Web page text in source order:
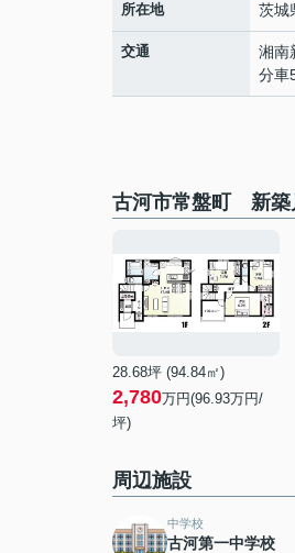
所在地 茨城
交通 湘南
分車
古河市常盤町 新築
28.68坪 (94.84㎡)
2,780万円(96.93万円/
坪)
周辺施設
中学校
古河第一中学校